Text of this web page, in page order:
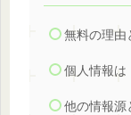
無料の理由
個人情報は
他の情報源